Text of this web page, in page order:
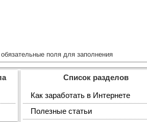
поля для заполнения
Список разделов
Как заработать в Интернете
Полезные статьи